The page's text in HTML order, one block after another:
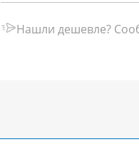
Нашли дешевле?